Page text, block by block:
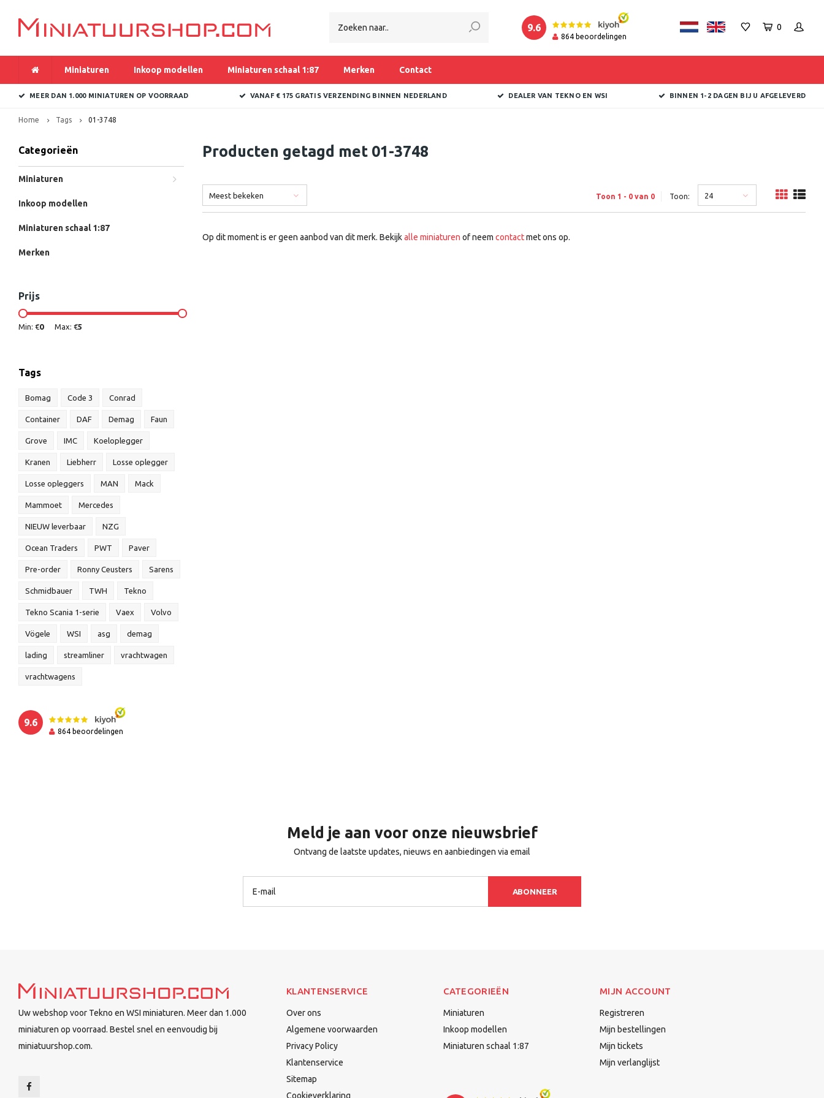
9.6
864 beoordelingen
0
Miniaturen Inkoop modellen Miniaturen schaal 1:87 Merken Contact
MEER DAN 1.000 MINIATUREN OP VOORRAAD VANAF € 175 GRATIS VERZENDING BINNEN NEDERLAND DEALER VAN TEKNO EN WSI BINNEN 1-2 DAGEN BIJ U AFGELEVERD
Home Tags 01-3748
Categorieën
Miniaturen
Inkoop modellen
Miniaturen schaal 1:87
Merken
Prijs
Min: €0 Max: €5
Tags
Bomag Code 3 Conrad
Container DAF Demag Faun
Grove IMC Koeloplegger
Kranen Liebherr Losse oplegger
Losse opleggers MAN Mack
Mammoet Mercedes
NIEUW leverbaar NZG
Ocean Traders PWT Paver
Pre-order Ronny Ceusters Sarens
Schmidbauer TWH Tekno
Tekno Scania 1-serie Vaex Volvo
Vögele WSI asg demag
lading streamliner vrachtwagen
vrachtwagens
9.6
864 beoordelingen
Producten getagd met 01-3748
Meest bekeken Toon 1 - 0 van 0 Toon: 24
Op dit moment is er geen aanbod van dit merk. Bekijkalle miniaturen of neem contactmet ons op.
Meld je aan voor onze nieuwsbrief
Ontvang de laatste updates, nieuws en aanbiedingen via email
ABONNEER
Uw webshop voor Tekno en WSI miniaturen. Meer dan 1.000
miniaturen op voorraad. Bestel snel en eenvoudig bij
miniatuurshop.com.
KLANTENSERVICE
Over ons
Algemene voorwaarden
Privacy Policy
Klantenservice
Sitemap
Cookieverklaring
CATEGORIEËN
Miniaturen
Inkoop modellen
Miniaturen schaal 1:87
MIJN ACCOUNT
Registreren
Mijn bestellingen
Mijn tickets
Mijn verlanglijst